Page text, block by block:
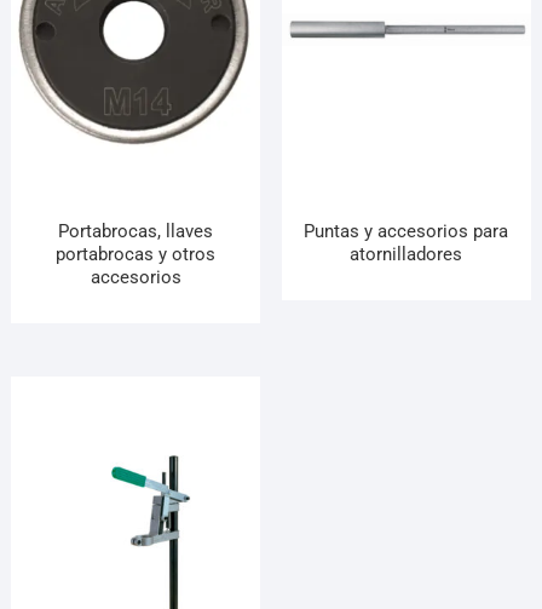
Portabrocas, llaves
portabrocas y otros
accesorios
Puntas y accesorios para
atornilladores